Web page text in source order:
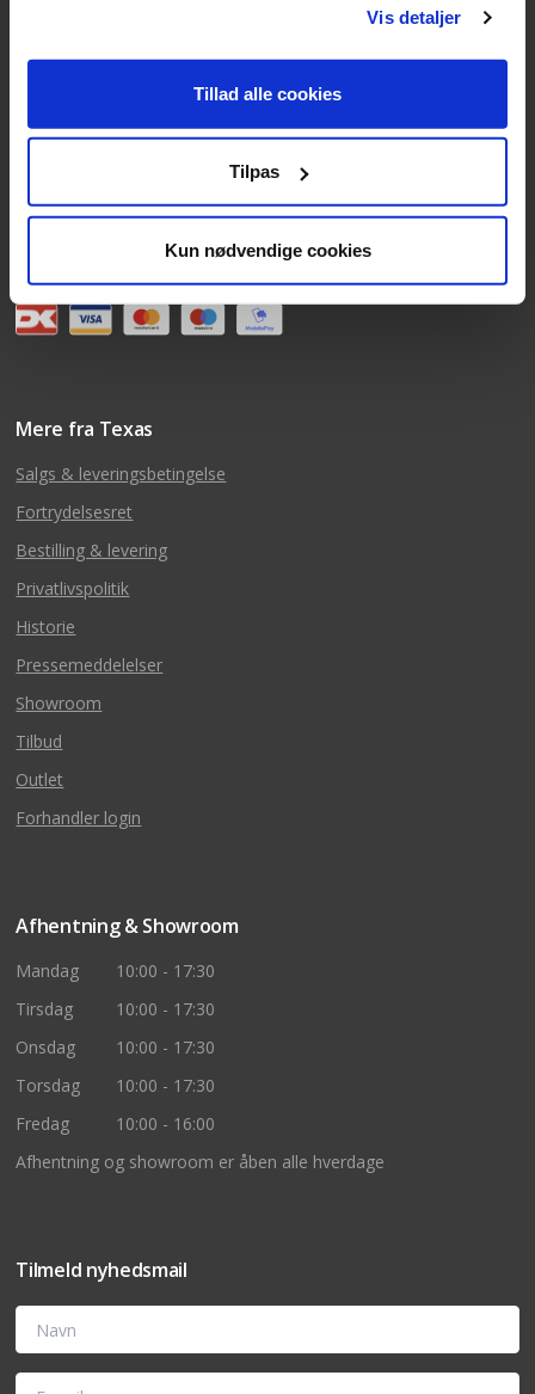
Vis detaljer
Tillad alle cookies
Tilpas
Kun nødvendige cookies
Mandag - torsdag 09:00 - 15:00
Fredag 09:00 - 14:30
Telefonerne er åben alle hverdage
post@texas.dk
Mails besvares alle hverdage
Mere fra Texas
Salgs & leveringsbetingelse
Fortrydelsesret
Bestilling & levering
Privatlivspolitik
Historie
Pressemeddelelser
Showroom
Tilbud
Outlet
Forhandler login
Afhentning & Showroom
Mandag
10:00 - 17:30
Tirsdag
10:00 - 17:30
Onsdag
10:00 - 17:30
Torsdag
10:00 - 17:30
Fredag
10:00 - 16:00
Afhentning og showroom er åben alle hverdage
Tilmeld nyhedsmail
Navn
E-mail